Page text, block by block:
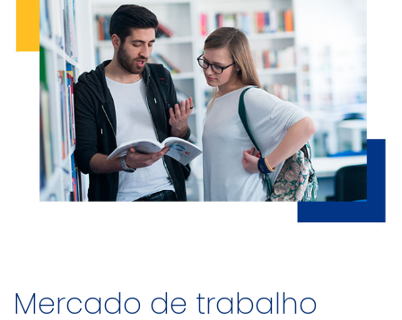
Mercado de trabalho